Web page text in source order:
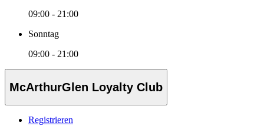
09:00 - 21:00
Sonntag
09:00 - 21:00
McArthurGlen Loyalty Club
Registrieren